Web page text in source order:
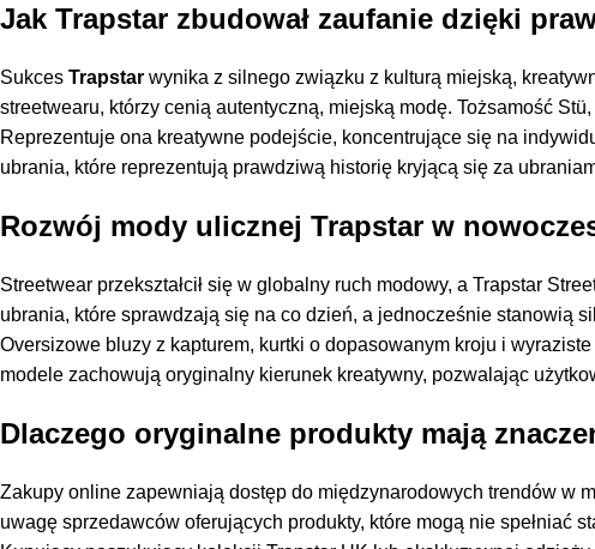
Jak Trapstar zbudował zaufanie dzięki
Sukces Trapstar wynika z silnego związku z kulturą miejską,
streetwearu, którzy cenią autentyczną, miejską modę. Tożsamość
Reprezentuje ona kreatywne podejście, koncentrujące się na
ubrania, które reprezentują prawdziwą historię kryjącą się za
Rozwój mody ulicznej Trapstar w
Streetwear przekształcił się w globalny ruch modowy, a Trapstar
ubrania, które sprawdzają się na co dzień, a jednocześnie stanowią
Oversizowe bluzy z kapturem, kurtki o dopasowanym kroju i
modele zachowują oryginalny kierunek kreatywny, pozwalając
Dlaczego oryginalne produkty mają
Zakupy online zapewniają dostęp do międzynarodowych trendów w
uwagę sprzedawców oferujących produkty, które mogą nie spełniać